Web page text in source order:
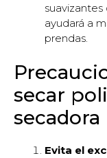
ayudará a
prendas.
secar
secadora
Evita el